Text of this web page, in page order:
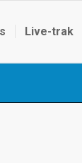
Live-trak